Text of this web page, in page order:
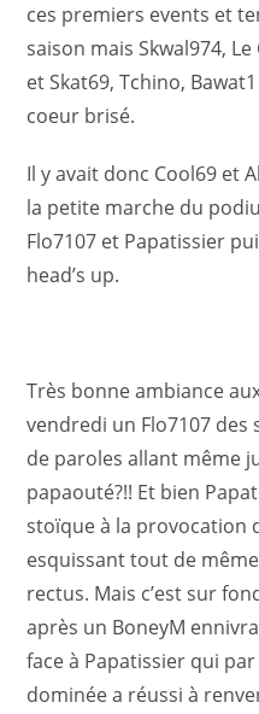
ces premiers events et
saison mais Skwal974,
et Skat69, Tchino,
coeur brisé.
Il y avait donc Cool69 et
la petite marche du
Flo7107 et Papatissier
head’s up.
Très bonne ambiance
vendredi un Flo7107 des
de paroles allant même
papaouté?!! Et bien
stoïque à la provocation
esquissant tout de
rectus. Mais c’est sur
après un BoneyM
face à Papatissier qui
dominée a réussi à